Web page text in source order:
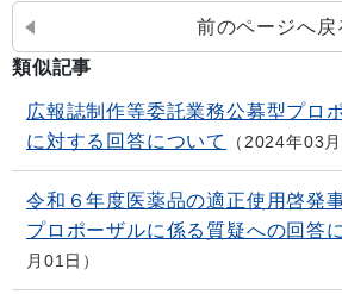
前のページへ戻
類似記事
広報誌制作等委託業務公募型プロ
に対する回答について
2024年03
令和６年度医薬品の適正使用啓発
プロポーザルに係る質疑への回答
月01日